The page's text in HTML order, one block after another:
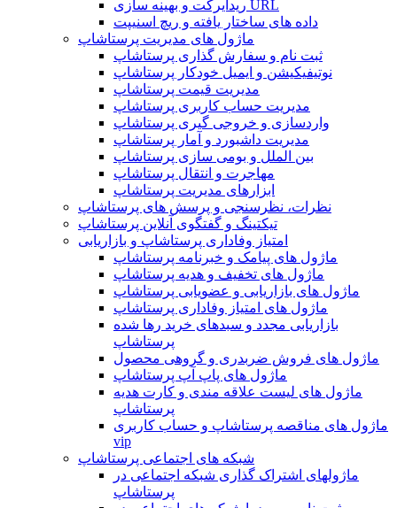
ریدایرکت و بهینه سازی URL
داده های ساختار یافته و ریچ اسنیپت
ماژول های مدیریت پرستاشاپ
ثبت نام و سفارش گذاری پرستاشاپ
نوتیفیکیشن و ایمیل خودکار پرستاشاپ
مدیریت قیمت پرستاشاپ
مدیریت حساب کاربری پرستاشاپ
واردسازی و خروجی گیری پرستاشاپ
مدیریت داشبورد و آمار پرستاشاپ
بین الملل و بومی سازی پرستاشاپ
مهاجرت و انتقال پرستاشاپ
ابزارهای مدیریت پرستاشاپ
نظرات، نظرسنجی و پرسش های پرستاشاپ
تیکتینگ و گفتگوی آنلاین پرستاشاپ
امتیاز وفاداری پرستاشاپ و بازاریابی
ماژول های پیامک و خبرنامه پرستاشاپ
ماژول های تخفیف و هدیه پرستاشاپ
ماژول های بازاریابی و عضویابی پرستاشاپ
ماژول های امتیاز وفاداری پرستاشاپ
بازاریابی مجدد و سبدهای خرید رها شده
پرستاشاپ
ماژول های فروش ضربدری و گروهی محصول
ماژول های پاپ آپ پرستاشاپ
ماژول های لیست علاقه مندی و کارت هدیه
پرستاشاپ
ماژول های مناقصه پرستاشاپ و حساب کاربری
vip
شبکه های اجتماعی پرستاشاپ
ماژولهای اشتراک‌ گذاری شبکه اجتماعی در
پرستاشاپ